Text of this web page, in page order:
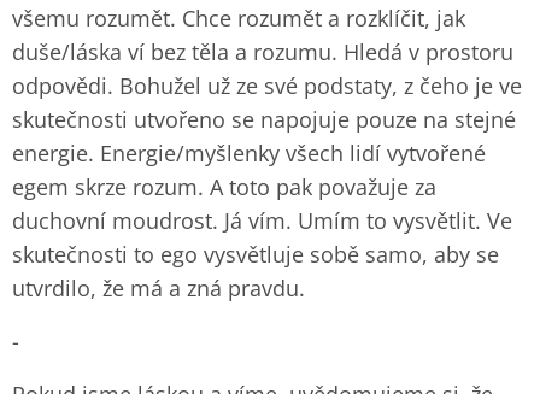
všemu rozumět. Chce rozumět a rozklíčit, jak
duše/láska ví bez těla a rozumu. Hledá v prostoru
odpovědi. Bohužel už ze své podstaty, z čeho je ve
skutečnosti utvořeno se napojuje pouze na stejné
energie. Energie/myšlenky všech lidí vytvořené
egem skrze rozum. A toto pak považuje za
duchovní moudrost. Já vím. Umím to vysvětlit. Ve
skutečnosti to ego vysvětluje sobě samo, aby se
utvrdilo, že má a zná pravdu.
-